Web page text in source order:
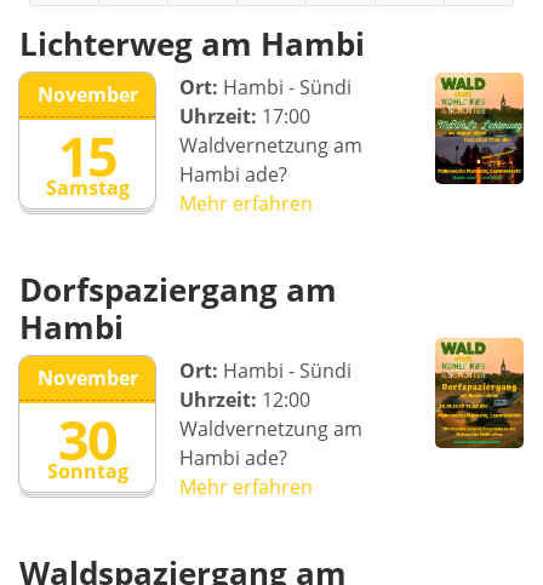
Lichterweg am Hambi
Samstag
November
15
Ort: Hambi - Sündi
Uhrzeit: 17:00
Waldvernetzung am
Hambi ade?
Mehr erfahren
Dorfspaziergang am
Hambi
Sonntag
November
30
Ort: Hambi - Sündi
Uhrzeit: 12:00
Waldvernetzung am
Hambi ade?
Mehr erfahren
Waldspaziergang am